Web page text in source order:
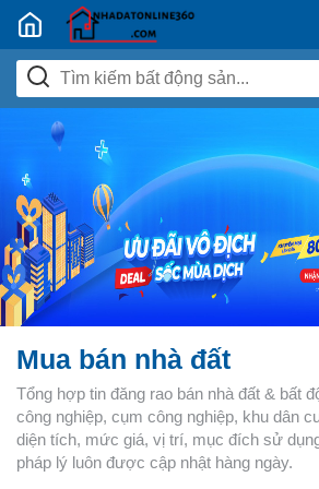
Nhadatban24h.vn
Mua bán nhà đất
Tổng hợp tin đăng rao bán nhà đất & bất
công nghiệp, cụm công nghiệp, khu dân
diện tích, mức giá, vị trí, mục đích sử
pháp lý luôn được cập nhật hàng ngày.